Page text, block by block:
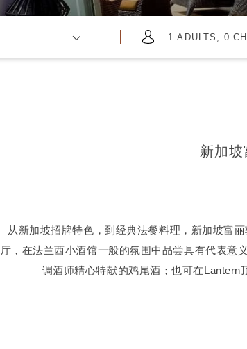
1 ADULTS, 0
新加
从新加坡招牌特色，到经典法餐料理，新加坡富
厅，在法兰西小酒馆一般的氛围中品尝具有代表意
调酒师精心特献的鸡尾酒；也可在Lantern